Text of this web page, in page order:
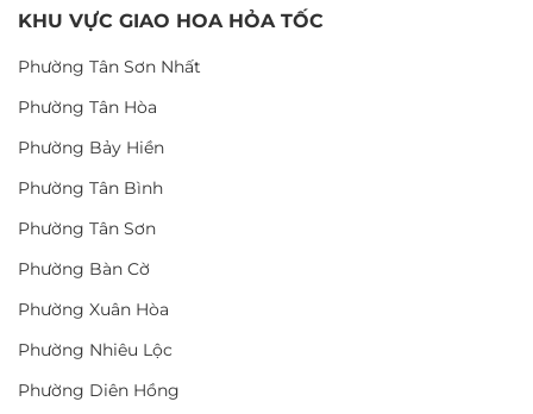
KHU VỰC GIAO HOA HỎA TỐC
Phường Tân Sơn Nhất
Phường Tân Hòa
Phường Bảy Hiền
Phường Tân Bình
Phường Tân Sơn
Phường Bàn Cờ
Phường Xuân Hòa
Phường Nhiêu Lộc
Phường Diên Hồng